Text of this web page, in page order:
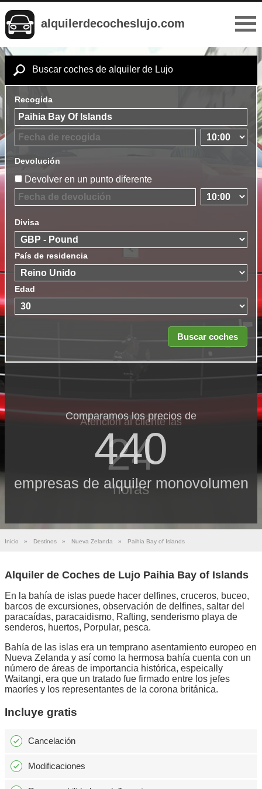
alquilerdecocheslujo.com
Buscar coches de alquiler de Lujo
Recogida
Devolución
Devolver en un punto diferente
Divisa
País de residencia
Edad
Comparamos los precios de
440
empresas de alquiler monovolumen
Atención al cliente las
24
horas
Inicio » Destinos » Nueva Zelanda » Paihia Bay of Islands
Alquiler de Coches de Lujo Paihia Bay of Islands
En la bahía de islas puede hacer delfines, cruceros, buceo,
barcos de excursiones, observación de delfines, saltar del
paracaídas, paracaidismo, Rafting, senderismo playa de
senderos, huertos, Porpular, pesca.
Bahía de las islas era un temprano asentamiento europeo en
Nueva Zelanda y así como la hermosa bahía cuenta con un
número de áreas de importancia histórica, espeically
Waitangi, era que un tratado fue firmado entre los jefes
maoríes y los representantes de la corona británica.
Incluye gratis
Cancelación
Modificaciones